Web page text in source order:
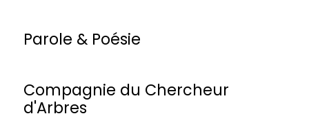
Parole & Poésie
Compagnie du Chercheur
d'Arbres